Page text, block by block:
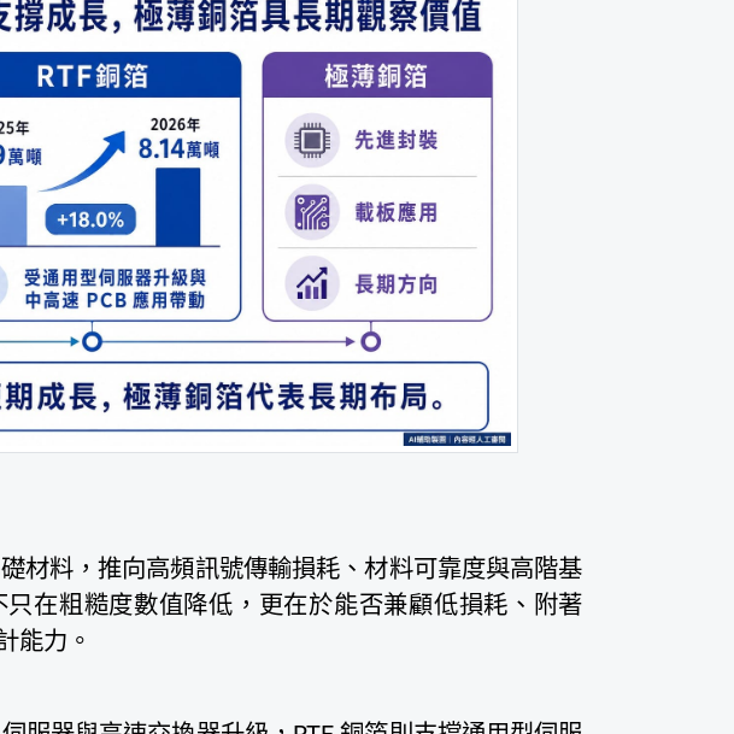
材料，推向高頻訊號傳輸損耗、材料可靠度與高階基
在粗糙度數值降低，更在於能否兼顧低損耗、附著
能力。